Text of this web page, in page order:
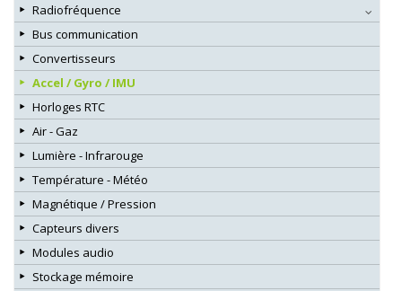
Radiofréquence
Bus communication
Convertisseurs
Accel / Gyro / IMU
Horloges RTC
Air - Gaz
Lumière - Infrarouge
Température - Météo
Magnétique / Pression
Capteurs divers
Modules audio
Stockage mémoire